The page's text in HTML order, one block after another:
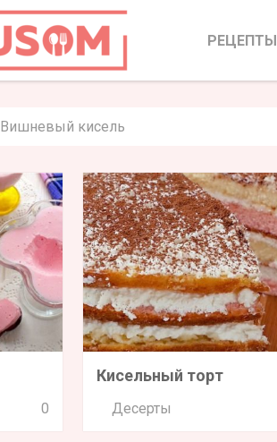
РЕЦЕПТЫ
Вишневый кисель
0
Кисельный торт
Десерты